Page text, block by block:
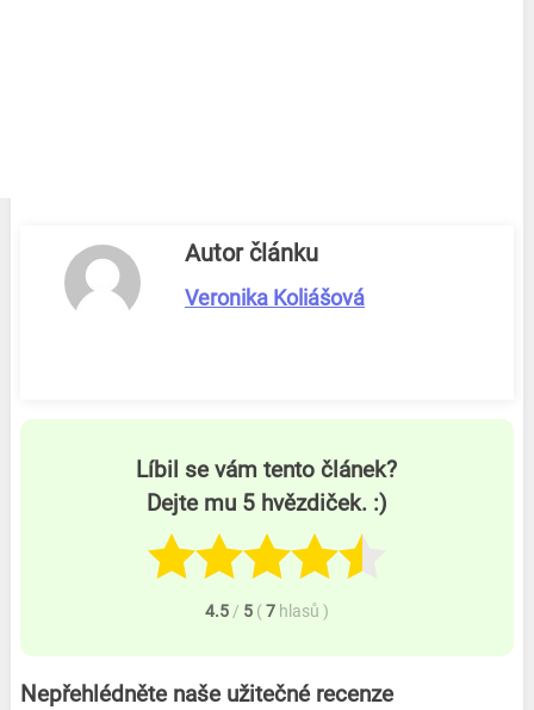
Autor článku
Veronika Koliášová
Líbil se vám tento článek?
Dejte mu 5 hvězdiček. :)
4.5 / 5 (7 hlasů )
Nepřehlédněte naše užitečné recenze